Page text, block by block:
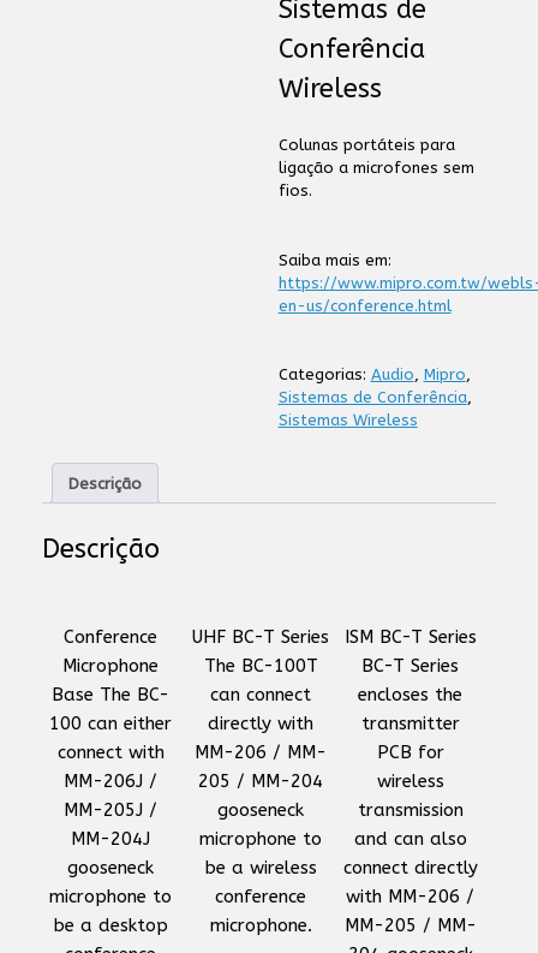
Sistemas de
Conferência
Wireless
Colunas portáteis para
ligação a microfones sem
fios.
Saiba mais em:
https://www.mipro.com.tw/
en-us/conference.html
Categorias: Audio, Mipro,
Sistemas de Conferência,
Sistemas Wireless
Descrição
Descrição
Conference
Microphone
Base The BC-
100 can either
connect with
MM-206J /
MM-205J /
MM-204J
gooseneck
microphone to
be a desktop
UHF BC-T Series
The BC-100T
can connect
directly with
MM-206 / MM-
205 / MM-204
gooseneck
microphone to
be a wireless
conference
microphone.
ISM BC-T Series
BC-T Series
encloses the
transmitter
PCB for
wireless
transmission
and can also
connect directly
with MM-206 /
MM-205 / MM-